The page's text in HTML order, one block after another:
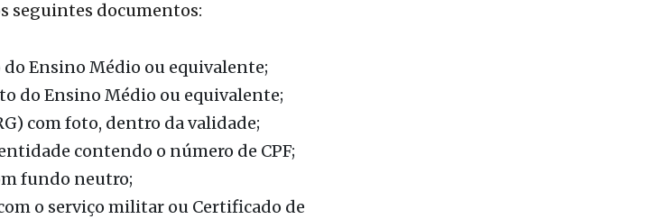
Ensino Médio ou equivalente;
com foto, dentro da validade;
contendo o número de CPF;
fundo neutro;
o serviço militar ou Certificado de
(CDI), para o candidato brasileiro maior